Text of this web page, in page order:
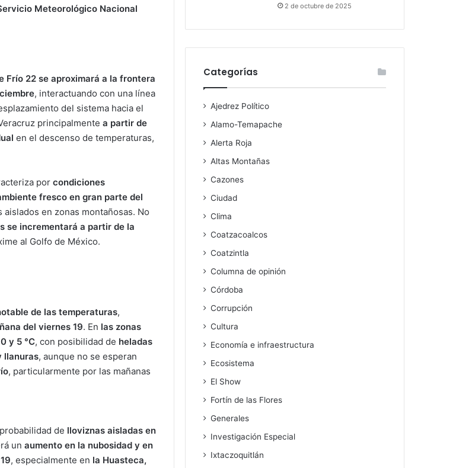
Meteorológico Nacional
Frío 22 se aproximará a la frontera
, interactuando con una línea
del sistema hacia el
principalmente a partir de
en el descenso de temperaturas,
por condiciones
fresco en gran parte del
aislados en zonas montañosas. No
se incrementará a partir de la
al Golfo de México.
de las temperaturas,
del viernes 19. En las zonas
0 y 5 °C, con posibilidad de heladas
llanuras, aunque no se esperan
, particularmente por las mañanas
de lloviznas aisladas en
un aumento en la nubosidad y en
, especialmente en la Huasteca,
2 de octubre de 2025
Categorías
Ajedrez Político
Alamo-Temapache
Alerta Roja
Altas Montañas
Cazones
Ciudad
Clima
Coatzacoalcos
Coatzintla
Columna de opinión
Córdoba
Corrupción
Cultura
Economía e infraestructura
Ecosistema
El Show
Fortín de las Flores
Generales
Investigación Especial
Ixtaczoquitlán